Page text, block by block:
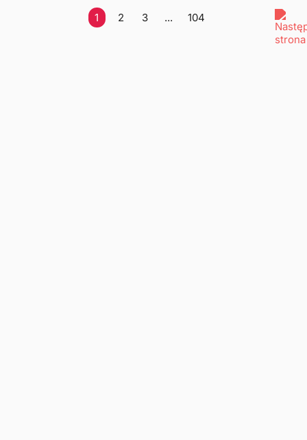
1 2 3 ... 104